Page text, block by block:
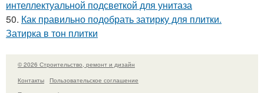
интеллектуальной подсветкой для унитаза
50. Как правильно подобрать затирку для плитки.
Затирка в тон плитки
© 2026 Строительство, ремонт и дизайн
Контакты
Пользовательское соглашение